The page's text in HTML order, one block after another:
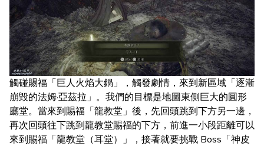
觸碰賜福「巨人火焰大鍋」，觸發劇情，來到新區域「逐漸
崩毀的法姆·亞茲拉」。我們的目標是地圖東側巨大的圓形
廳堂。當來到賜福「龍教堂」後，先回頭跳到下方另一邊，
再次回頭往下跳到龍教堂賜福的下方，前進一小段距離可以
來到賜福「龍教堂（耳堂）」，接著就要挑戰 Boss「神皮